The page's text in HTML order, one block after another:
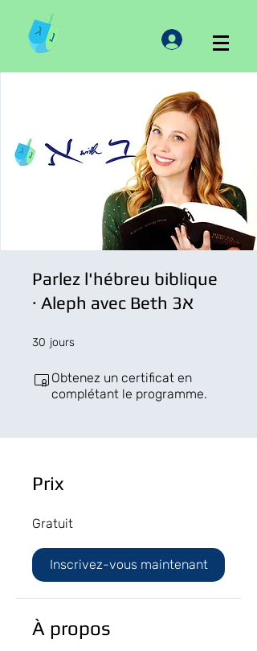
Parlez l'hébreu biblique
· Aleph avec Beth 3א
30 jours
Obtenez un certificat en
complétant le programme.
Prix
Gratuit
Inscrivez-vous maintenant
À propos